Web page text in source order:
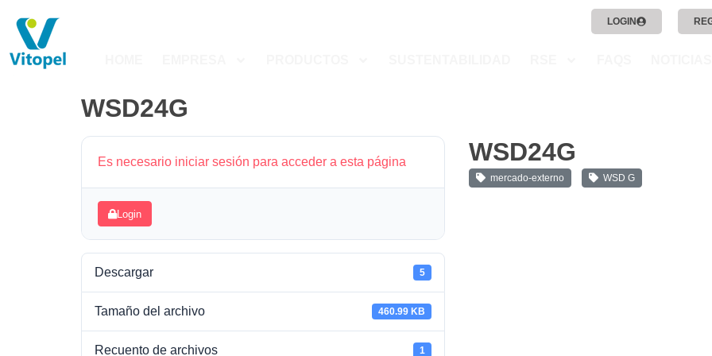
LOGIN
WSD24G
Es necesario iniciar sesión para acceder a esta página
Login
Descargar 5
Tamaño del archivo 460.99 KB
Recuento de archivos 1
WSD24G
mercado-externo WSD G